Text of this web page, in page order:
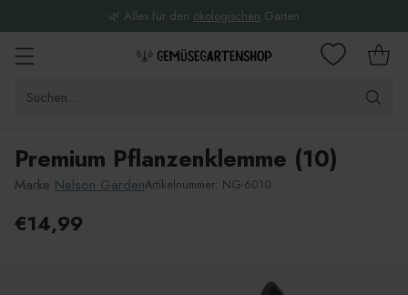
🌿 Alles für den ökologischen Garten
Suchen…
Premium Pflanzenklemme (10)
Marke Nelson GardenArtikelnummer: NG-6010
Unverbindliche
€14,99